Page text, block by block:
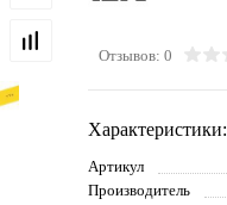
Отзывов: 0
Характеристики:
Артикул
Производитель